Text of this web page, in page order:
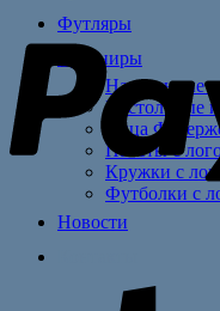
Футляры
Сувениры
Настольные
Настольные
Яйца Фаберже
Пакеты с
Кружки с
Футболки с
Новости